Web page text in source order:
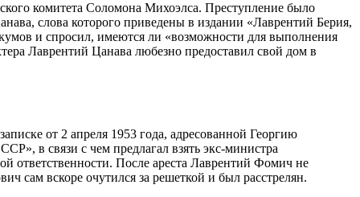
комитета Соломона Михоэлса. Преступление было
слова которого приведены в издании «Лаврентий Берия,
и спросил, имеются ли «возможности для выполнения
Лаврентий Цанава любезно предоставил свой дом в
от 2 апреля 1953 года, адресованной Георгию
в связи с чем предлагал взять экс-министра
ответственности. После ареста Лаврентий Фомич не
сам вскоре очутился за решеткой и был расстрелян.